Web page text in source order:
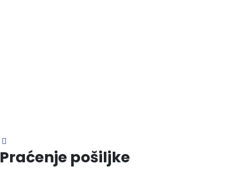
Praćenje pošiljke